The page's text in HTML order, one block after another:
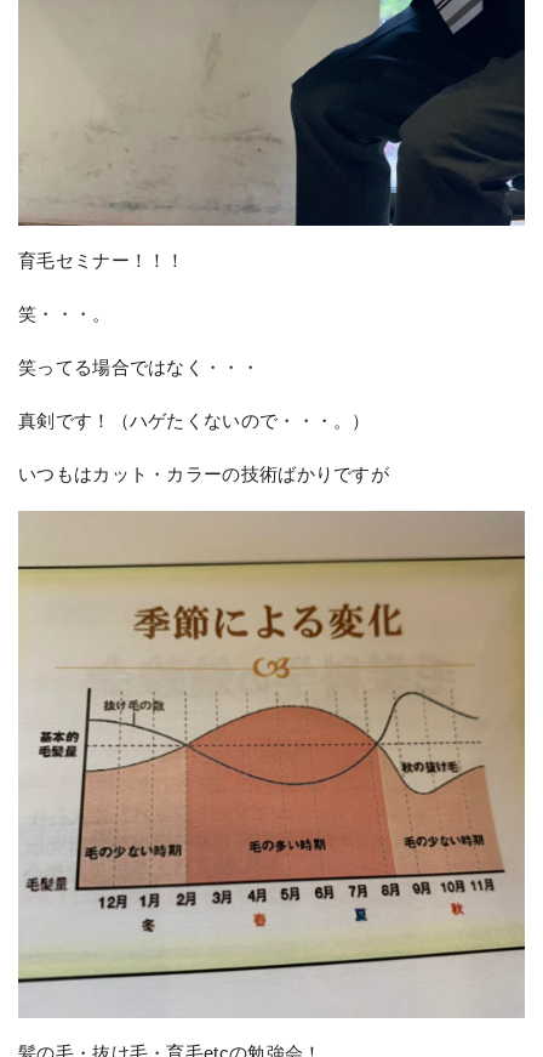
育毛セミナー！！！
笑・・・。
笑ってる場合ではなく・・・
真剣です！（ハゲたくないので・・・。）
いつもはカット・カラーの技術ばかりですが
髪の毛・抜け毛・育毛etcの勉強会！